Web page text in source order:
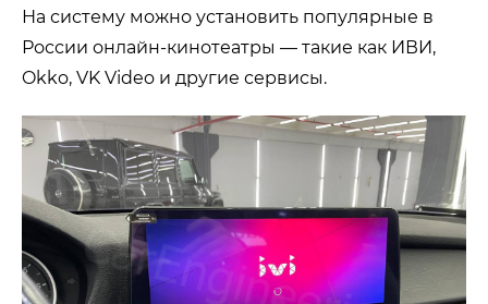
На систему можно установить популярные в
России онлайн-кинотеатры — такие как ИВИ,
Okko, VK Video и другие сервисы.